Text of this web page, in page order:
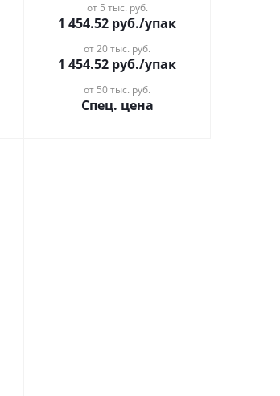
от 5 тыс. руб.
1 454.52 руб./упак
от 20 тыс. руб.
1 454.52 руб./упак
от 50 тыс. руб.
Спец. цена